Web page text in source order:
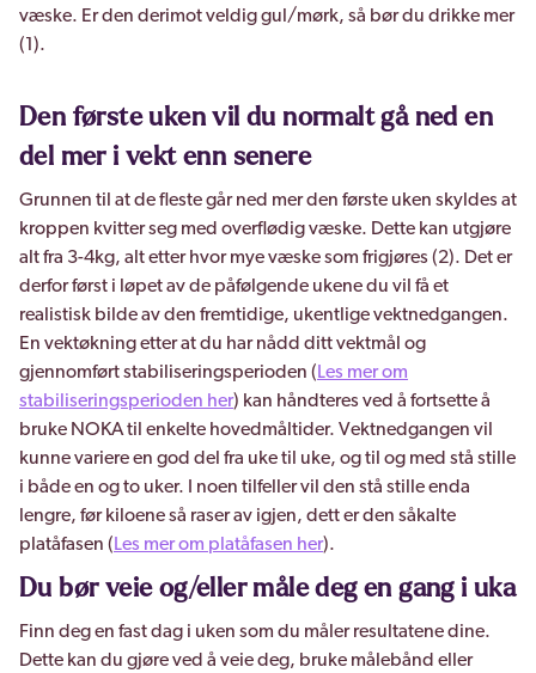
væske. Er den derimot veldig gul/mørk, så bør du drikke mer
(1).
Den første uken vil du normalt gå ned en
del mer i vekt enn senere
Grunnen til at de fleste går ned mer den første uken skyldes at
kroppen kvitter seg med overflødig væske. Dette kan utgjøre
alt fra 3-4kg, alt etter hvor mye væske som frigjøres (2). Det er
derfor først i løpet av de påfølgende ukene du vil få et
realistisk bilde av den fremtidige, ukentlige vektnedgangen.
En vektøkning etter at du har nådd ditt vektmål og
gjennomført stabiliseringsperioden (Les mer om
stabiliseringsperioden her) kan håndteres ved å fortsette å
bruke NOKA til enkelte hovedmåltider. Vektnedgangen vil
kunne variere en god del fra uke til uke, og til og med stå stille
i både en og to uker. I noen tilfeller vil den stå stille enda
lengre, før kiloene så raser av igjen, dett er den såkalte
platåfasen (Les mer om platåfasen her).
Du bør veie og/eller måle deg en gang i uka
Finn deg en fast dag i uken som du måler resultatene dine.
Dette kan du gjøre ved å veie deg, bruke målebånd eller